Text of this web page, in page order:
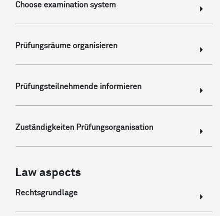
Choose examination system
Prüfungsräume organisieren
Prüfungsteilnehmende informieren
Zuständigkeiten Prüfungsorganisation
Law aspects
Rechtsgrundlage